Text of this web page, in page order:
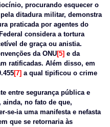
procurando esquecer o
ditadura militar, demonstra
praticada por agentes do
considera a tortura
de graça ou anistia.
da ONU[5] e da
ratificadas. Além disso, em
[7] a qual tipificou o crime
entre segurança pública e
no fato de que,
se-ia uma manifesta e nefasta
que se retornaria às